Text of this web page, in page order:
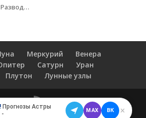
Прогнозы Астры
-
MAX ВК ×
Меркурий
Венера
Сатурн
Уран
Плутон Лунные узлы